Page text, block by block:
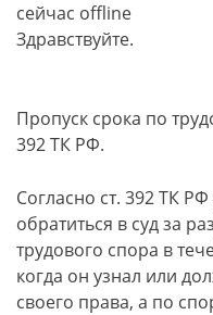
сейчас offline
Здравствуйте.
Пропуск срока по
392 ТК РФ.
Согласно ст. 392 ТК
обратиться в суд за
трудового спора в
когда он узнал или
своего права, а по